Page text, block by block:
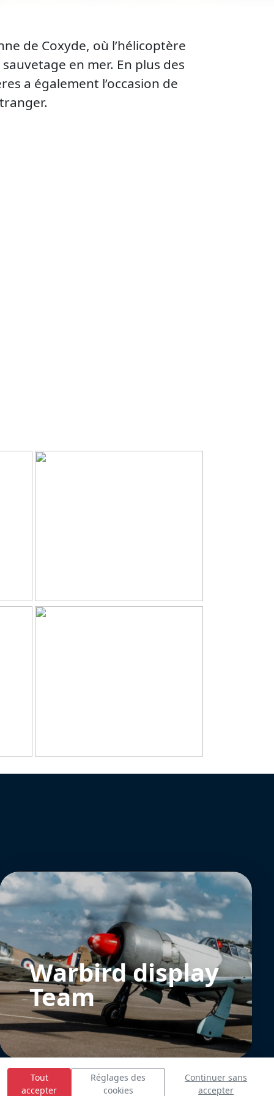
Tout
accepter
Réglages des
cookies
Continuer sans
accepter
de Coxyde, où l’hélicoptère
en mer. En plus des
a également l’occasion de
Warbird display
Team